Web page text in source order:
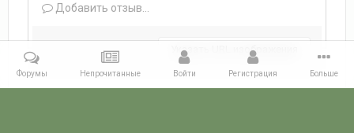
Добавить отзыв...
Указать URL изображения
Форумы Непрочитанные Войти Регистрация Больше